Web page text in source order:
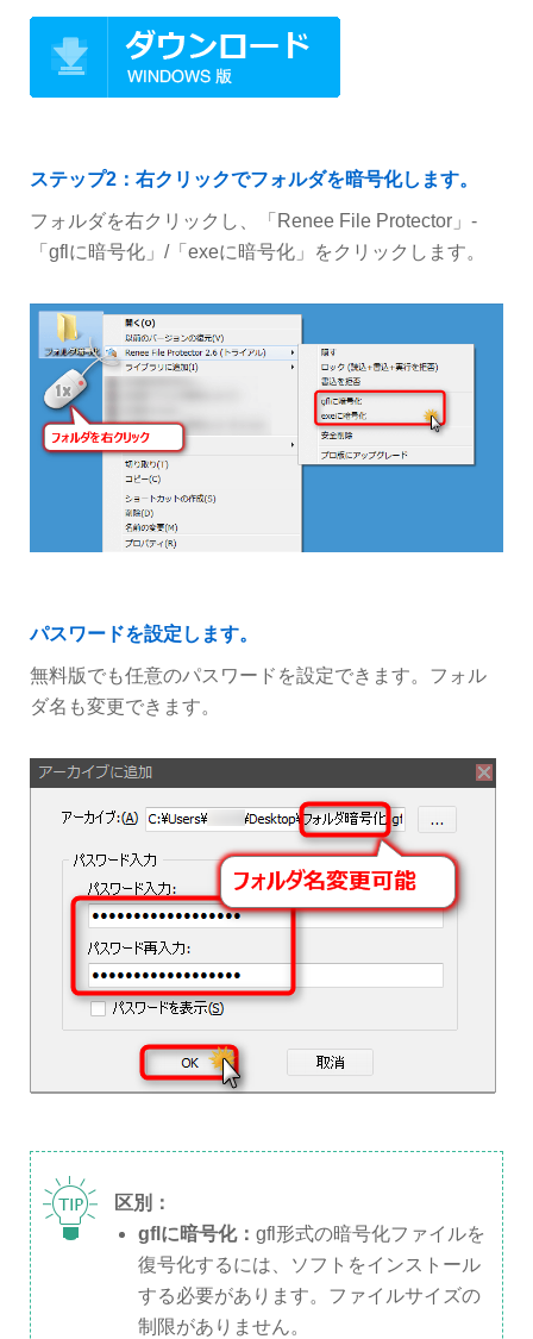
ステップ2：右クリックでフォルダを暗号化します。
フォルダを右クリックし、「Renee File Protector」-
「gflに暗号化」/「exeに暗号化」をクリックします。
パスワードを設定します。
無料版でも任意のパスワードを設定できます。フォル
ダ名も変更できます。
区別：
gflに暗号化： gfl形式の暗号化ファイルを
復号化するには、ソフトをインストール
する必要があります。ファイルサイズの
制限がありません。